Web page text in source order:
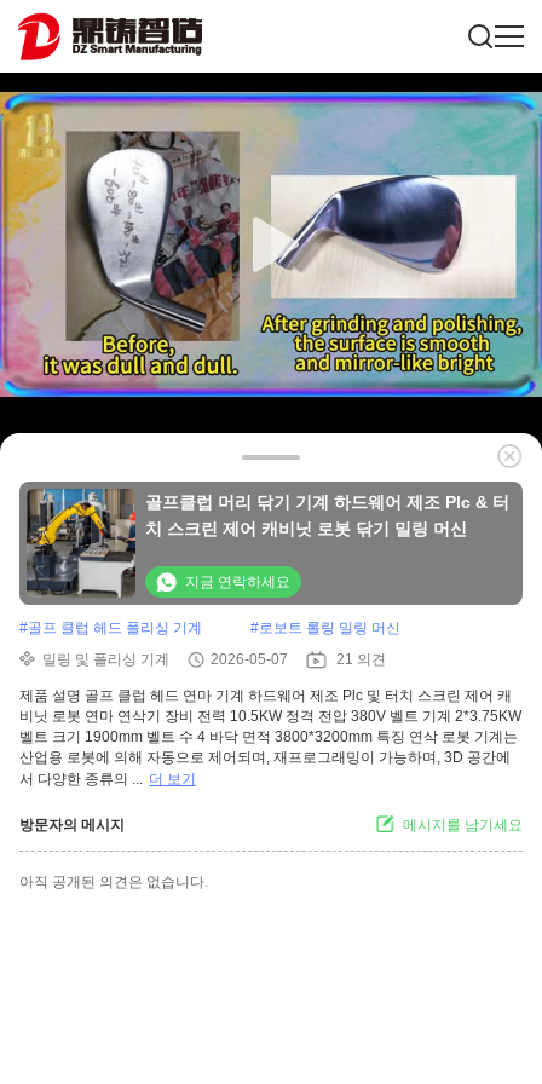
골프클럽 머리 닦기 기계 하드웨어 제조 Plc & 터
치 스크린 제어 캐비닛 로봇 닦기 밀링 머신
지금 연락하세요
#골프 클럽 헤드 폴리싱 기계 #로보트 롤링 밀링 머신
밀링 및 폴리싱 기계
2026-05-07 21 의견
제품 설명 골프 클럽 헤드 연마 기계 하드웨어 제조 Plc 및 터치 스크린 제어 캐
비닛 로봇 연마 연삭기 장비 전력 10.5KW 정격 전압 380V 벨트 기계 2*3.75KW
벨트 크기 1900mm 벨트 수 4 바닥 면적 3800*3200mm 특징 연삭 로봇 기계는
산업용 로봇에 의해 자동으로 제어되며, 재프로그래밍이 가능하며, 3D 공간에
서 다양한 종류의 ... 더 보기
방문자의 메시지 메시지를 남기세요
아직 공개된 의견은 없습니다.